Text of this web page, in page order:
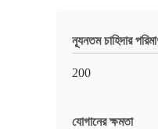
ন্যূনতম চাহিদার
200
যোগানের ক্ষমতা